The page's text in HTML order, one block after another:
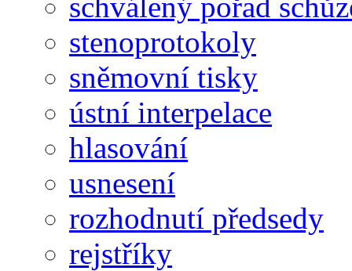
stenoprotokoly
sněmovní tisky
ústní interpelace
hlasování
usnesení
rozhodnutí předsedy
rejstříky